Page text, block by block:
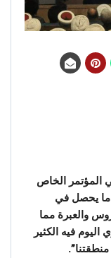
المؤتمر الخاص
ما يحصل في
والعبرة مما
فيه الكثير